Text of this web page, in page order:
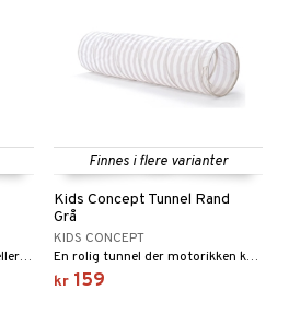
Et koselig leketelt for hagen eller barnerommet!
Finnes i flere varianter
Kids Concept Tunnel Rand
Grå
KIDS CONCEPT
En rolig tunnel der motorikken kan trenes!
kr 159